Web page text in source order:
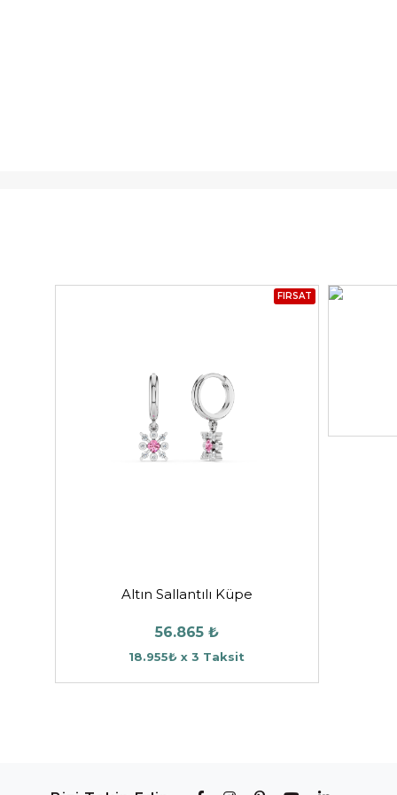
FIRSAT
Altın Sallantılı Küpe
56.865 ₺
18.955₺ x 3 Taksit